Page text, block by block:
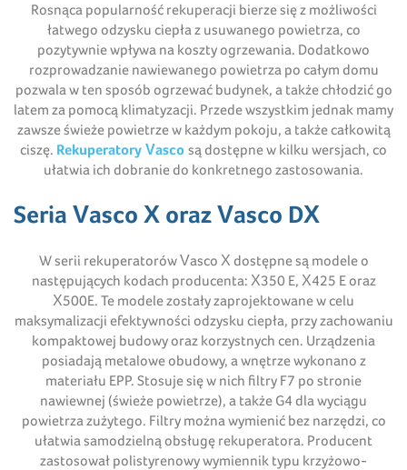
Rosnąca popularność rekuperacji bierze się z możliwości
łatwego odzysku ciepła z usuwanego powietrza, co
pozytywnie wpływa na koszty ogrzewania. Dodatkowo
rozprowadzanie nawiewanego powietrza po całym domu
pozwala w ten sposób ogrzewać budynek, a także chłodzić go
latem za pomocą klimatyzacji. Przede wszystkim jednak mamy
zawsze świeże powietrze w każdym pokoju, a także całkowitą
ciszę. Rekuperatory Vasco są dostępne w kilku wersjach, co
ułatwia ich dobranie do konkretnego zastosowania.
Seria Vasco X oraz Vasco DX
W serii rekuperatorów Vasco X dostępne są modele o
następujących kodach producenta: X350 E, X425 E oraz
X500E. Te modele zostały zaprojektowane w celu
maksymalizacji efektywności odzysku ciepła, przy zachowaniu
kompaktowej budowy oraz korzystnych cen. Urządzenia
posiadają metalowe obudowy, a wnętrze wykonano z
materiału EPP. Stosuje się w nich filtry F7 po stronie
nawiewnej (świeże powietrze), a także G4 dla wyciągu
powietrza zużytego. Filtry można wymienić bez narzędzi, co
ułatwia samodzielną obsługę rekuperatora. Producent
zastosował polistyrenowy wymiennik typu krzyżowo-